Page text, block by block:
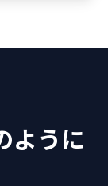
ように